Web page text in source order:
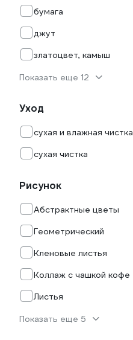
бумага
джут
златоцвет, камыш
Показать еще 12
Уход
сухая и влажная чистка
сухая чистка
Рисунок
Абстрактные цветы
Геометрический
Кленовые листья
Коллаж с чашкой кофе
Листья
Показать еще 5